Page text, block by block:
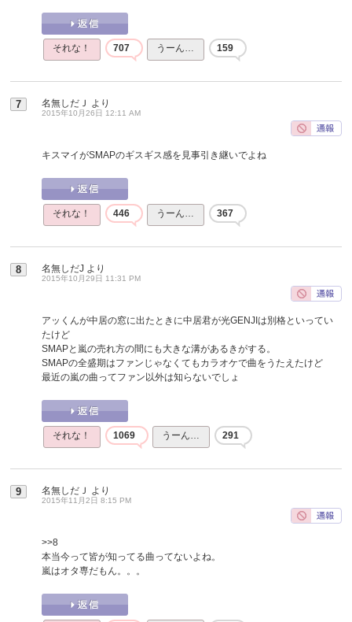
それな！ 707 うーん… 159
7 名無しだＪ より
2015年10月26日 12:11 AM
キスマイがSMAPのギスギス感を見事引き継いでよね
それな！ 446 うーん… 367
8 名無しだJ より
2015年10月29日 11:31 PM
アッくんが中居の窓に出たときに中居君が光GENJIは別格といってい
たけど
SMAPと嵐の売れ方の間にも大きな溝があるきがする。
SMAPの全盛期はファンじゃなくてもカラオケで曲をうたえたけど
最近の嵐の曲ってファン以外は知らないでしょ
それな！ 1069 うーん… 291
9 名無しだＪ より
2015年11月2日 8:15 PM
>>8
本当今って皆が知ってる曲ってないよね。
嵐はオタ専だもん。。。